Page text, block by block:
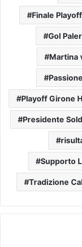
Finale
Gol
Martina
Playoff Girone H
Presidente
Supporto
Tradizione